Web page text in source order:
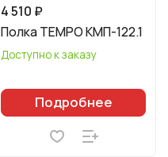
4 510 ₽
Полка TEMPO КМП-122.1
Доступно к заказу
Подробнее